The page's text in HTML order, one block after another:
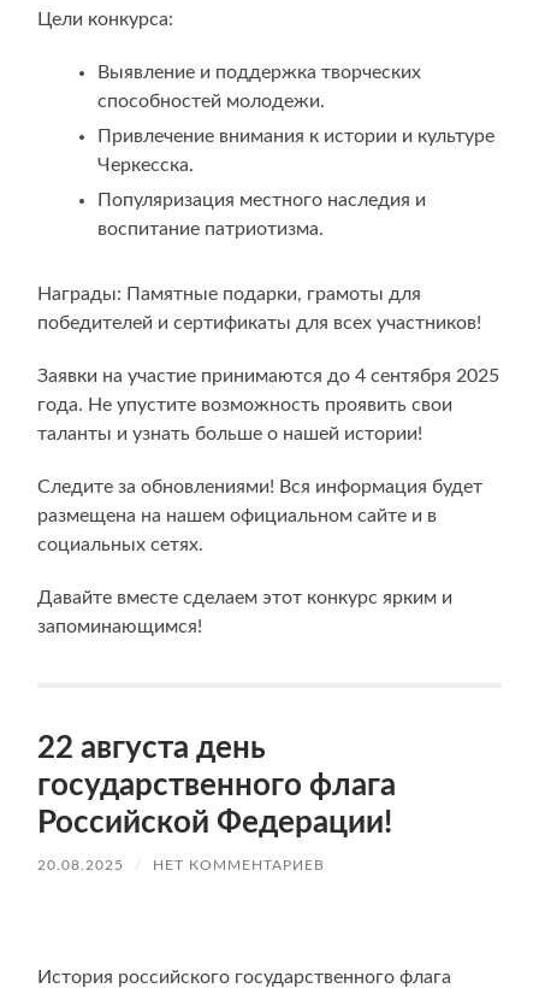
Цели конкурса:
Выявление и поддержка творческих
способностей молодежи.
Привлечение внимания к истории и культуре
Черкесска.
Популяризация местного наследия и
воспитание патриотизма.
Награды: Памятные подарки, грамоты для
победителей и сертификаты для всех участников!
Заявки на участие принимаются до 4 сентября 2025
года. Не упустите возможность проявить свои
таланты и узнать больше о нашей истории!
Следите за обновлениями! Вся информация будет
размещена на нашем официальном сайте и в
социальных сетях.
Давайте вместе сделаем этот конкурс ярким и
запоминающимся!
22 августа день
государственного флага
Российской Федерации!
20.08.2025 / НЕТ КОММЕНТАРИЕВ
История российского государственного флага